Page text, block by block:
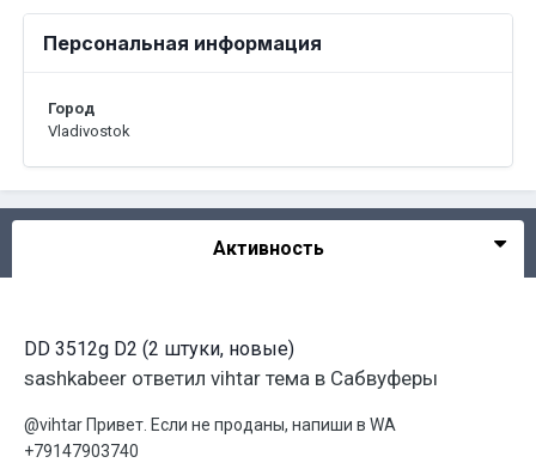
Персональная информация
Город
Vladivostok
Активность
DD 3512g D2 (2 штуки, новые)
sashkabeer ответил vihtar тема в Сабвуферы
@vihtar Привет. Если не проданы, напиши в WA
+79147903740